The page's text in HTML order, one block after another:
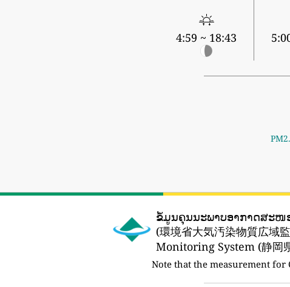
4:59 ~ 18:43
ຂໍ້ມູນຄຸນນະພາບອາກາດສະໜ
(環境省大気汚染物質広域
Monitoring System (静岡
Note that the measurement for